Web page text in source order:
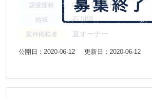
譲渡価格 0円〜100万円
地域 石川県
案件掲載者 直オーナー
公開日：2020-06-12 更新日：2020-06-12